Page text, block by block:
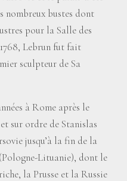
nombreux bustes dont
pour la Salle des
Lebrun fut fait
sculpteur de Sa
à Rome après le
sur ordre de Stanislas
jusqu’à la fin de la
Lituanie), dont le
la Prusse et la Russie